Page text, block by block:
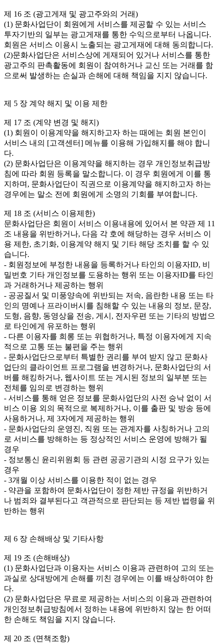
제 16 조 (광고게재 및 광고주와의 거래)
(1) 문화사업단이 회원에게 서비스를 제공할 수 있는 서비스
투자기반의 일부는 광고게재를 통한 수익으로부터 나옵니다.
회원은 서비스 이용시 노출되는 광고게재에 대해 동의합니다.
(2)문화사업단은 서비스상에 게재되어 있거나 서비스를 통한
광고주의 판촉활동에 회원이 참여하거나 교신 또는 거래를 함
으로써 발생하는 손실과 손해에 대해 책임을 지지 않습니다.
제 5 장 계약 해지 및 이용 제한
제 17 조 (계약 변경 및 해지)
(1) 회원이 이용계약을 해지하고자 하는 때에는 회원 본인이
서비스 내의 [고객센터] 메뉴를 이용해 가입해지를 해야 합니
다.
(2) 문화사업단은 이용계약을 해지하는 경우 개인정보취급방
침에 따라 회원 등록을 말소합니다. 이 경우 회원에게 이를 통
지하며, 문화사업단이 직권으로 이용계약을 해지하고자 하는
경우에는 말소 전에 회원에게 소명의 기회를 부여합니다.
제 18 조 (서비스 이용제한)
문화사업단은 회원이 서비스 이용내용에 있어서 본 약관 제 11
조 내용을 위반하거나, 다음 각 호에 해당하는 경우 서비스 이
용 제한, 초기화, 이용계약 해지 및 기타 해당 조치를 할 수 있
습니다.
- 회원정보에 부정한 내용을 등록하거나 타인의 이용자ID, 비
밀번호 기타 개인정보를 도용하는 행위 또는 이용자ID를 타인
과 거래하거나 제공하는 행위
- 공공질서 및 미풍양속에 위반되는 저속, 음란한 내용 또는 타
인의 명예나 프라이버시를 침해할 수 있는 내용의 정보, 문장,
도형, 음향, 동영상을 전송, 게시, 전자우편 또는 기타의 방법으
로 타인에게 유포하는 행위
- 다른 이용자를 희롱 또는 위협하거나, 특정 이용자에게 지속
적으로 고통 또는 불편을 주는 행위
- 문화사업단으로부터 특별한 권리를 부여 받지 않고 문화사
업단의 클라이언트 프로그램을 변경하거나, 문화사업단의 서
버를 해킹하거나, 웹사이트 또는 게시된 정보의 일부분 또는
전체를 임의로 변경하는 행위
- 서비스를 통해 얻은 정보를 문화사업단의 사전 승낙 없이 서
비스 이용 외의 목적으로 복제하거나, 이를 출판 및 방송 등에
사용하거나, 제 3자에게 제공하는 행위
- 문화사업단의 운영진, 직원 또는 관계자를 사칭하거나 고의
로 서비스를 방해하는 등 정상적인 서비스 운영에 방해가 될
경우
- 정보통신 윤리위원회 등 관련 공공기관의 시정 요구가 있는
경우
- 3개월 이상 서비스를 이용한 적이 없는 경우
- 약관을 포함하여 문화사업단이 정한 제반 규정을 위반하거
나 범죄와 결부된다고 객관적으로 판단되는 등 제반 법령을 위
반하는 행위
제 6 장 손해배상 및 기타사항
제 19 조 (손해배상)
(1) 문화사업단과 이용자는 서비스 이용과 관련하여 고의 또는
과실로 상대방에게 손해를 끼친 경우에는 이를 배상하여야 한
다.
(2) 문화사업단은 무료로 제공하는 서비스의 이용과 관련하여
개인정보취급방침에서 정하는 내용에 위반하지 않는 한 어떠
한 손해도 책임을 지지 않습니다.
제 20 조 (면책조항)